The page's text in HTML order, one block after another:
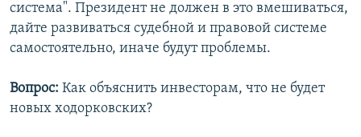
система". Президент не должен в это вмешиваться,
дайте развиваться судебной и правовой системе
самостоятельно, иначе будут проблемы.
Вопрос: Как объяснить инвесторам, что не будет
новых ходорковских?